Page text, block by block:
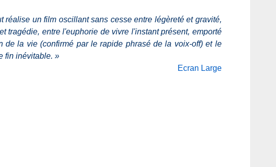
réalise un film oscillant sans cesse entre légèreté et gravité,
tragédie, entre l'euphorie de vivre l'instant présent, emporté
de la vie (confirmé par le rapide phrasé de la voix-off) et le
fin inévitable. »
Ecran Large